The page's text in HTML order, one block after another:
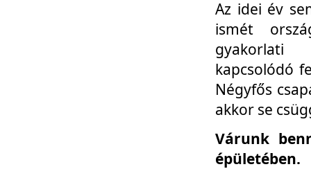
Az idei év
ismét
gyakorlati
kapcsolódó
Négyfős
akkor se
Várunk
épületében.